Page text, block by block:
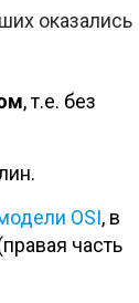
оказались
, т.е. без
OSI, в
часть